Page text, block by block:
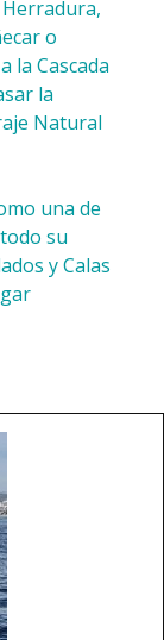
o
la Cascada
la
Natural
una de
su
y Calas
Compra